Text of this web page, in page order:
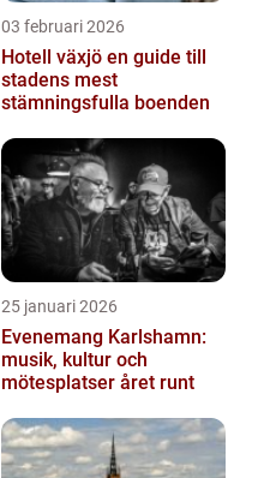
03 februari 2026
Hotell växjö en guide till
stadens mest
stämningsfulla boenden
25 januari 2026
Evenemang Karlshamn:
musik, kultur och
mötesplatser året runt